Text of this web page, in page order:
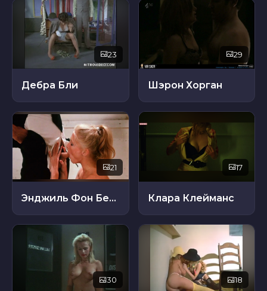
23
Дебра Бли
29
Шэрон Хорган
21
Энджиль Фон Бергдорфе
17
Клара Клейманс
30 18